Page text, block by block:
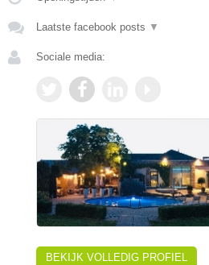
Laatste facebook posts ▼
Sociale media:
BEKIJK VOLLEDIG PROFIEL